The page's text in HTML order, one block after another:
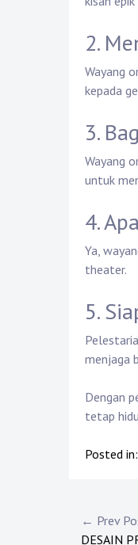
2.
Wayang
kepada
3.
Wayang
untuk
4.
Ya,
theater.
5.
menjaga
Dengan
tetap
Posted in:
Post
← Prev
DESAIN